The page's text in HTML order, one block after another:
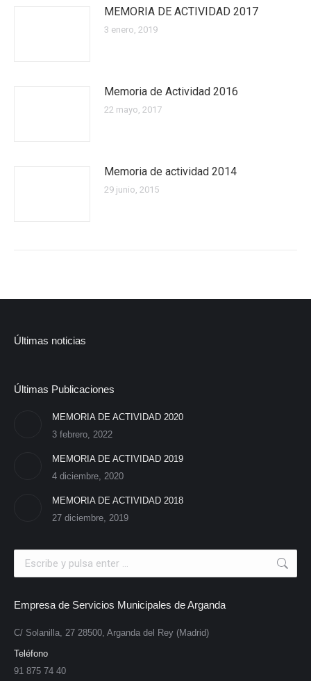
MEMORIA DE ACTIVIDAD 2017
3 enero, 2019
Memoria de Actividad 2016
22 mayo, 2017
Memoria de actividad 2014
29 junio, 2015
Últimas noticias
Últimas Publicaciones
MEMORIA DE ACTIVIDAD 2020
3 febrero, 2022
MEMORIA DE ACTIVIDAD 2019
4 diciembre, 2020
MEMORIA DE ACTIVIDAD 2018
27 diciembre, 2019
Empresa de Servicios Municipales de Arganda
C/ Solanilla, 27 28500, Arganda del Rey (Madrid)
Teléfono
91 875 74 40